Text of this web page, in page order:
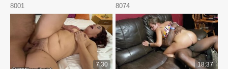
8001 8074
7:30 18:37